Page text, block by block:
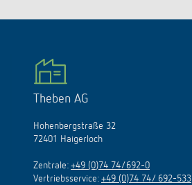
Theben AG
Hohenbergstraße 32
72401 Haigerloch
Zentrale: +49 (0)74 74/692-0
Vertriebsservice: +49 (0)74 74/ 692-533